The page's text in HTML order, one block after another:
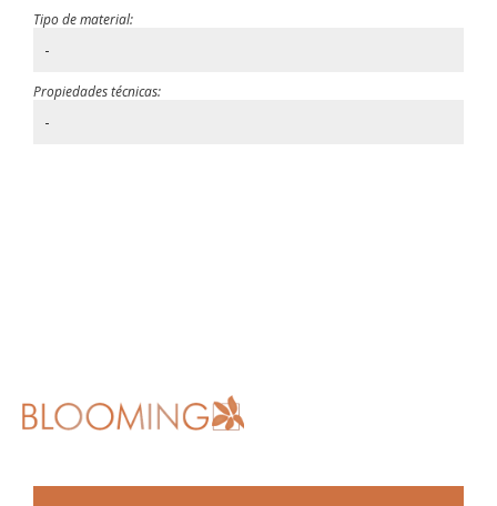
Tipo de material:
-
Propiedades técnicas:
-